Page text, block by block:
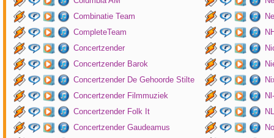
Combinatie Team
CompleteTeam
Concertzender
Concertzender Barok
Concertzender De Gehoorde Stilte
Concertzender Filmmuziek
Concertzender Folk It
Concertzender Gaudeamus